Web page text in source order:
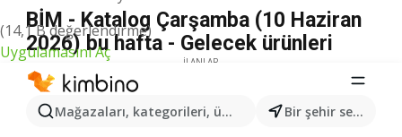
(14,1 B değerlendirme)
Uygulamasını Aç
Mağazaları, kategorileri, ürünleri arayın... Bir şehir seçin
BİM - Katalog Çarşamba (10 Haziran
2026) bu hafta - Gelecek ürünleri
İLANLAR